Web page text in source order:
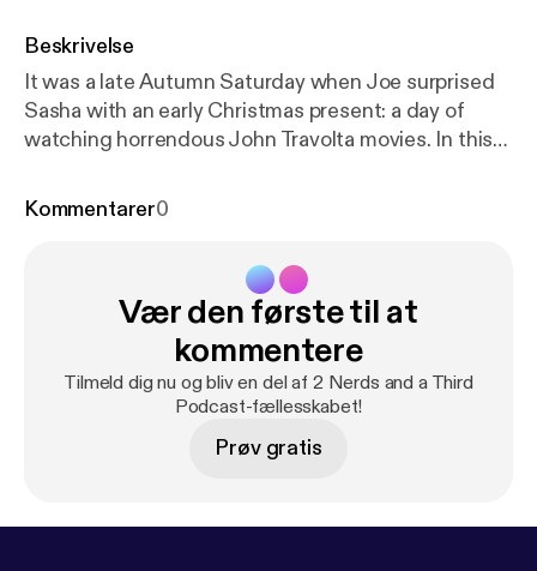
Beskrivelse
It was a late Autumn Saturday when Joe surprised
Sasha with an early Christmas present: a day of
watching horrendous John Travolta movies. In this
critique what they've dubbed "The Travolta
Kommentarer0
Vær den første til at
kommentere
Tilmeld dig nu og bliv en del af 2 Nerds and a Third
Podcast-fællesskabet!
Prøv gratis